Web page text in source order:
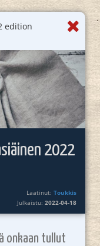
edition
2022
Laatinut:Toukkis
Julkaistu:2022-04-18
onkaan tullut